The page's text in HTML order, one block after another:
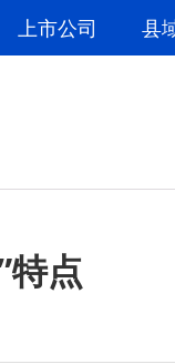
上市公司 县
特点